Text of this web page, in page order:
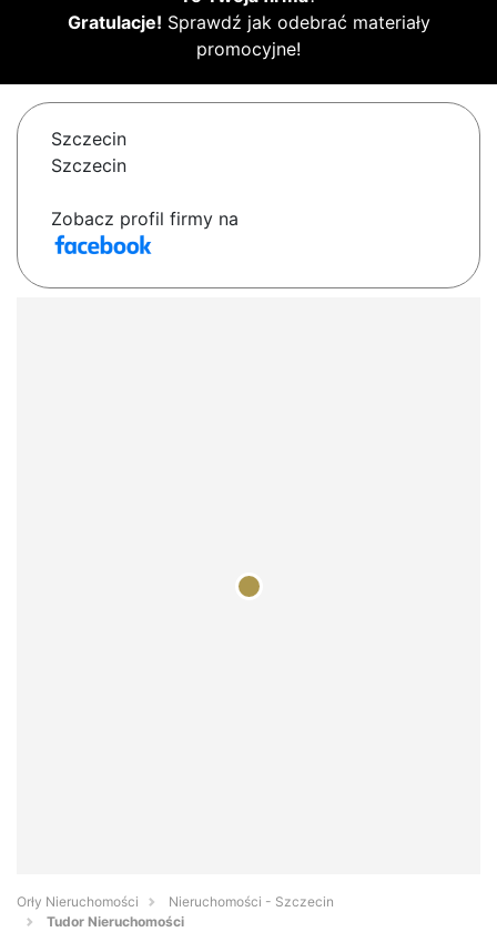
Gratulacje! Sprawdź jak odebrać materiały
promocyjne!
Szczecin
Szczecin
Zobacz profil firmy na
Orły Nieruchomości
Nieruchomości - Szczecin
Tudor Nieruchomości